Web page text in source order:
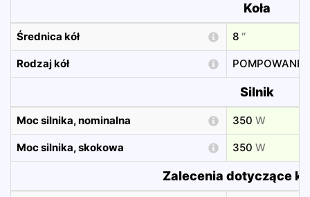
Koła
Średnica kół 8 ″
Rodzaj kół POMPOWANE
Silnik
Moc silnika, nominalna 350 W
Moc silnika, skokowa 350 W
Zalecenia dotyczące